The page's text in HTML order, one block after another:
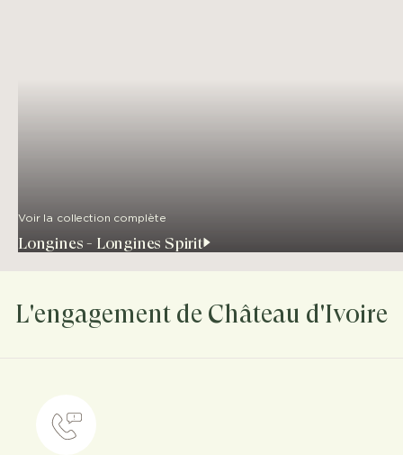
Voir la collection complète
Longines - Longines Spirit
L'engagement de Château d'Ivoire